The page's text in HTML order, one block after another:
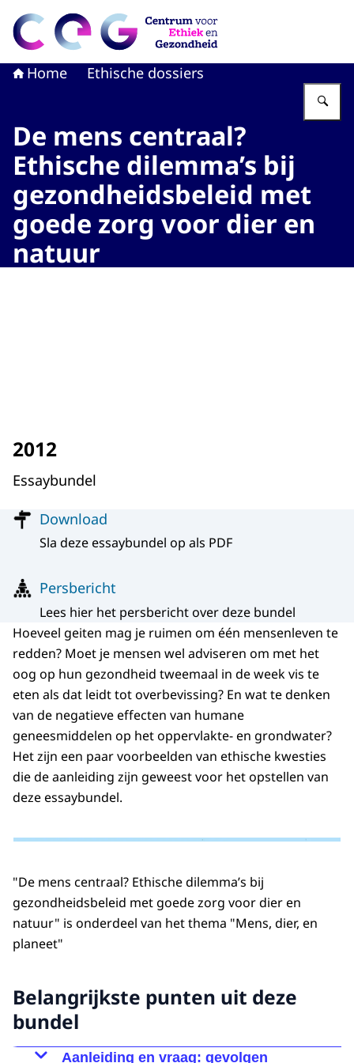
Naar de homepage van CEG - Centrum voor Ethiek en
Home Ethische dossiers
De mens centraal?
Ethische dilemma’s bij
gezondheidsbeleid met
goede zorg voor dier en
natuur
2012
Essaybundel
MenuDownload
Sla deze essaybundel op als PDF
Persbericht
Lees hier het persbericht over deze bundel
Hoeveel geiten mag je ruimen om één mensenleven te
redden? Moet je mensen wel adviseren om met het
oog op hun gezondheid tweemaal in de week vis te
eten als dat leidt tot overbevissing? En wat te denken
van de negatieve effecten van humane
geneesmiddelen op het oppervlakte- en grondwater?
Het zijn een paar voorbeelden van ethische kwesties
die de aanleiding zijn geweest voor het opstellen van
deze essaybundel.
"De mens centraal? Ethische dilemma’s bij
gezondheidsbeleid met goede zorg voor dier en
natuur" is onderdeel van het thema "Mens, dier, en
planeet"
Belangrijkste punten uit deze
bundel
Aanleiding en vraag: gevolgen